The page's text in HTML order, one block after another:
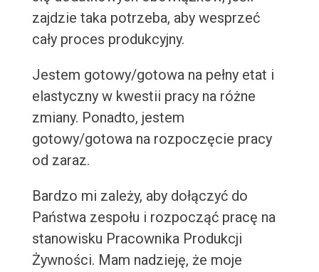
zajdzie taka potrzeba, aby wesprzeć
cały proces produkcyjny.
Jestem gotowy/gotowa na pełny etat i
elastyczny w kwestii pracy na różne
zmiany. Ponadto, jestem
gotowy/gotowa na rozpoczęcie pracy
od zaraz.
Bardzo mi zależy, aby dołączyć do
Państwa zespołu i rozpocząć pracę na
stanowisku Pracownika Produkcji
Żywności. Mam nadzieję, że moje